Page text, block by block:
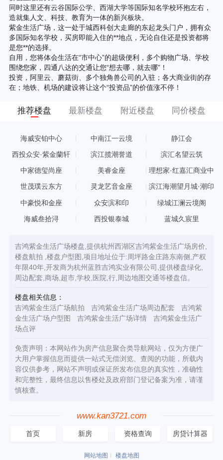
同时这里还有云谷国际公学、西湖大学等国际知名学校环抱左右，
造就集人文、科技、教育为一体的新兴板块。
紫金生活广场，这一处于城西科创大走廊的东起龙头门户，拥有众
多国际知名学校，买房即能入住的**地点，无论自住还是投资都将
是您**的选择。
自用，您将体会生活在“市中心”的超级便利，多个购物广场、学校
围绕您家，四通八达的交通让您“想去哪，就去哪”！
投资，阿里云、蘑菇街、多个独角兽公司的入驻；各大商业街的存
在；地铁、机场的建设将让这个“投资品”的价值涨不停！
推荐楼盘 最新楼盘 附近楼盘 同价楼盘
海威安铂中心 中南江一云境 静江会
西投众安·紫金蘭轩 滨江揽潮誉道 滨汇名望云筑
中家德玺尚座 美睿金座
理想家·红嘉汇商业中
世茂璞云东方 灵龙艺音金座 滨江海潮望月城·潮印
中豪悦和金座 众安滨和印 绿城江澜云境阁
海威叁拾浔 西投银泰城 蓝城久宸里
吉鸿紫金生活广场楼盘,提供杭州西湖区吉鸿紫金生活广场房价,
楼盘航拍 ,楼盘户型图,项目地址位于:周坪路金庄路东南侧,产权
年限40年,开发商为杭州蓝胜吉鸿实业有限公司,提供楼盘绿化,
周边配套,商场,超市,学校,医院,行,周边地图交通等楼盘信。
楼盘相关信息：
吉鸿紫金生活广场航拍
吉鸿紫金生活广场周边配套
吉鸿紫
金生活广场户型图
吉鸿紫金生活广场详情
吉鸿紫金生活广
场点评
免责声明：本网站作为房产信息聚合类导航网站，仅为方便广
大用户掌握信息而提供一站式无偿浏览、查阅的功能，所载内
容仅供参考，网站不声明或保证所发布信息的真实性，准确性
和完整性，最终信息以售楼处及政府部门登记备案为准，请谨
慎核查。
www.kan3721.com
首页 新房 资格查询 房贷计算器
网站地图 楼盘地图